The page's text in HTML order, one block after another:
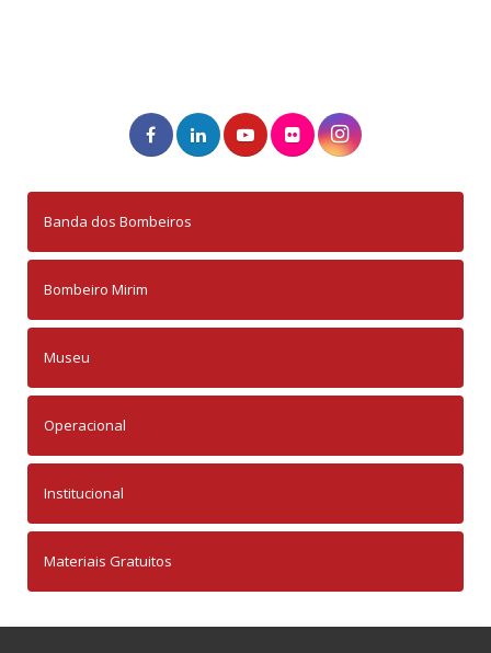
Banda dos Bombeiros
Bombeiro Mirim
Museu
Operacional
Institucional
Materiais Gratuitos